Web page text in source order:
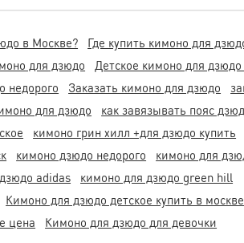
в Москве?
Где купить кимоно для
для дзюдо
Детское кимоно для
недорого Заказать кимоно для дзюдо
для дзюдо
как завязывать пояс
кимоно грин хилл +для дзюдо купить
кимоно дзюдо недорого
кимоно для
adidas
кимоно для дзюдо green hill
Кимоно для дзюдо детское купить в москве
цена
Кимоно для дзюдо для девочки